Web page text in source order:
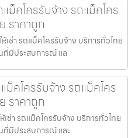
ม็คโครรับจ้าง รถแม็คโคร
ราคาถูก
ช่า รถแม็คโครรับจ้าง บริการทั่วไทย
ที่มีประสบการณ์ แล
ม็คโครรับจ้าง รถแม็คโคร
ราคาถูก
เช่า รถแม็คโครรับจ้าง บริการทั่วไทย
ที่มีประสบการณ์ และ